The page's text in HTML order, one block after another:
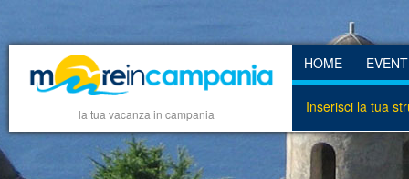
la tua vacanza in campania
HOME
Inserisci la tua